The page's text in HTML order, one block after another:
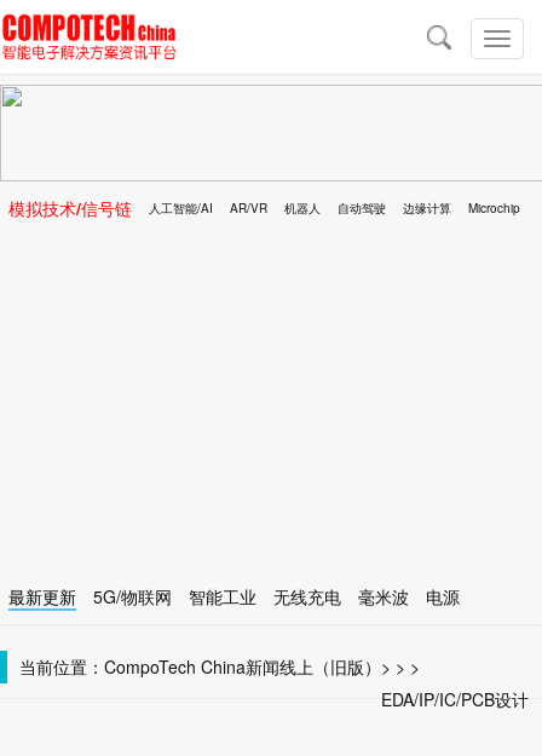
切
换
导
导
航
模拟技术/信号链 人工智能/AI AR/VR 机器人 自动驾驶 边缘计算 Microchip
最新更新 5G/物联网 智能工业 无线充电 毫米波
电源
当前位置： CompoTech China >
新闻线上（旧版）
>
EDA/IP/IC/PCB设计
>